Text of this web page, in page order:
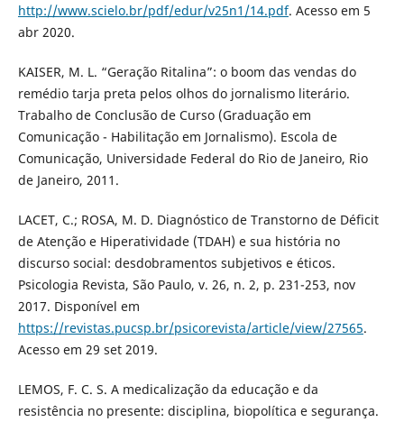
http://www.scielo.br/pdf/edur/v25n1/14.pdf. Acesso em 5
abr 2020.
KAISER, M. L. “Geração Ritalina”: o boom das vendas do
remédio tarja preta pelos olhos do jornalismo literário.
Trabalho de Conclusão de Curso (Graduação em
Comunicação - Habilitação em Jornalismo). Escola de
Comunicação, Universidade Federal do Rio de Janeiro, Rio
de Janeiro, 2011.
LACET, C.; ROSA, M. D. Diagnóstico de Transtorno de Déficit
de Atenção e Hiperatividade (TDAH) e sua história no
discurso social: desdobramentos subjetivos e éticos.
Psicologia Revista, São Paulo, v. 26, n. 2, p. 231-253, nov
2017. Disponível em
https://revistas.pucsp.br/psicorevista/article/view/27565.
Acesso em 29 set 2019.
LEMOS, F. C. S. A medicalização da educação e da
resistência no presente: disciplina, biopolítica e segurança.